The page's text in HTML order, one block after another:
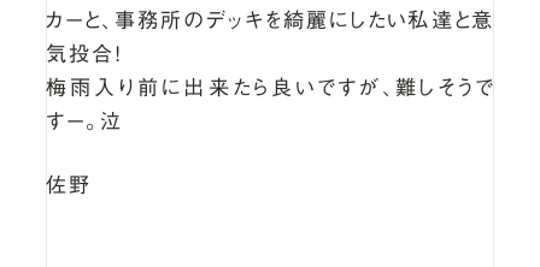
カーと、事務所のデッキを綺麗にしたい私達と意
気投合！
梅雨入り前に出来たら良いですが、難しそうで
すー。泣
佐野